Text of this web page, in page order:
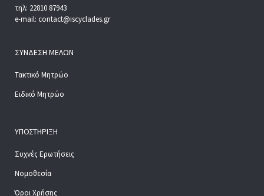
τηλ: 22810 87943
e-mail: contact@iscyclades.gr
ΣΎΝΔΕΣΗ ΜΕΛΏΝ
Τακτικό Μητρώο
Ειδικό Μητρώο
ΥΠΟΣΤΉΡΙΞΗ
Συχνές Ερωτήσεις
Νομοθεσία
Όροι Χρήσης